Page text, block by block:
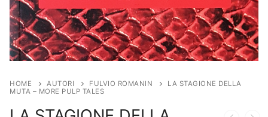
HOME AUTORI FULVIO ROMANIN
LA STAGIONE DELLA
MUTA – MORE PULP TALES